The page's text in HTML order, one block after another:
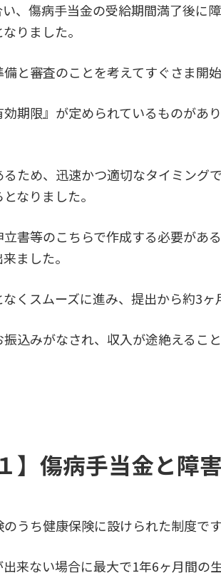
、傷病手当金の受給期間満了後に
りました。
と審査のことを考えてすぐさま開
期限』が定められているものがあ
ため、迅速かつ適切なタイミング
なりました。
書等のこちらで作成する必要があ
ました。
くスムーズに進み、提出から約3
込みがなされ、収入が途絶えるこ
】傷病手当金と障
うち健康保険に設けられた制度です
来ない場合に最大で1年6ヶ月間の